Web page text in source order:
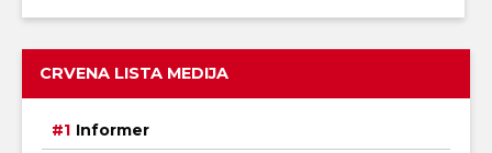
CRVENA LISTA MEDIJA
Informer